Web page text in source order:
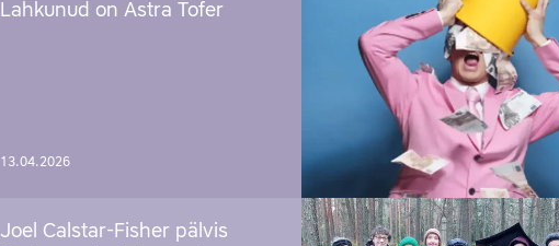
Lahkunud on Astra Tofer
13.04.2026
Joel Calstar-Fisher pälvis